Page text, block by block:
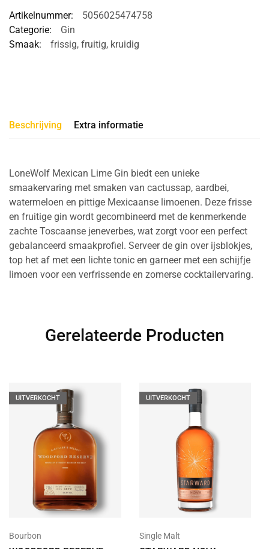
Artikelnummer:
5056025474758
Categorie:
Gin
Smaak:
frissig, fruitig, kruidig
Beschrijving Extra informatie
LoneWolf Mexican Lime Gin biedt een unieke
smaakervaring met smaken van cactussap, aardbei,
watermeloen en pittige Mexicaanse limoenen. Deze frisse
en fruitige gin wordt gecombineerd met de kenmerkende
zachte Toscaanse jeneverbes, wat zorgt voor een perfect
gebalanceerd smaakprofiel. Serveer de gin over ijsblokjes,
top het af met een lichte tonic en garneer met een schijfje
limoen voor een verfrissende en zomerse cocktailervaring.
Gerelateerde Producten
UITVERKOCHT
Bourbon
UITVERKOCHT
Single Malt